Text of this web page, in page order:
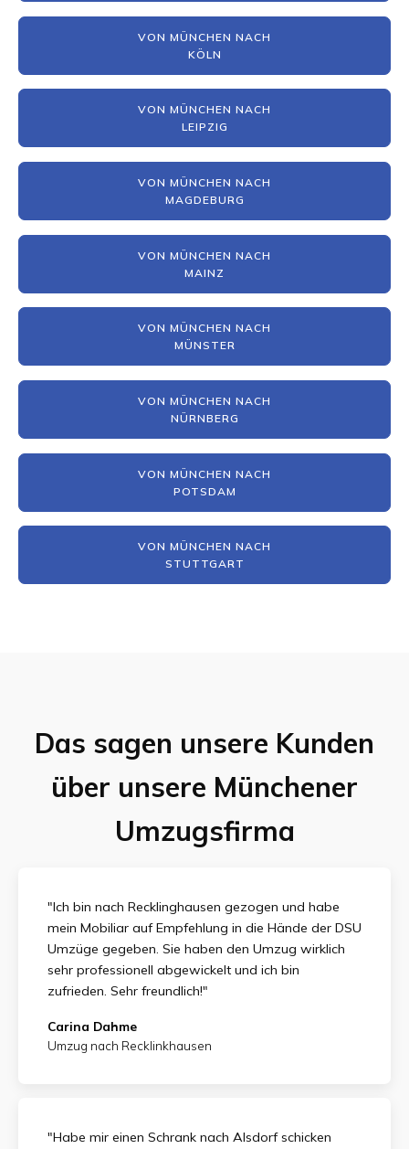
VON MÜNCHEN NACH
KÖLN
VON MÜNCHEN NACH
LEIPZIG
VON MÜNCHEN NACH
MAGDEBURG
VON MÜNCHEN NACH
MAINZ
VON MÜNCHEN NACH
MÜNSTER
VON MÜNCHEN NACH
NÜRNBERG
VON MÜNCHEN NACH
POTSDAM
VON MÜNCHEN NACH
STUTTGART
Das sagen unsere Kunden
über unsere Münchener
Umzugsfirma
"Ich bin nach Recklinghausen gezogen und habe
mein Mobiliar auf Empfehlung in die Hände der DSU
Umzüge gegeben. Sie haben den Umzug wirklich
sehr professionell abgewickelt und ich bin
zufrieden. Sehr freundlich!"
Carina Dahme
Umzug nach Recklinkhausen
"Habe mir einen Schrank nach Alsdorf schicken